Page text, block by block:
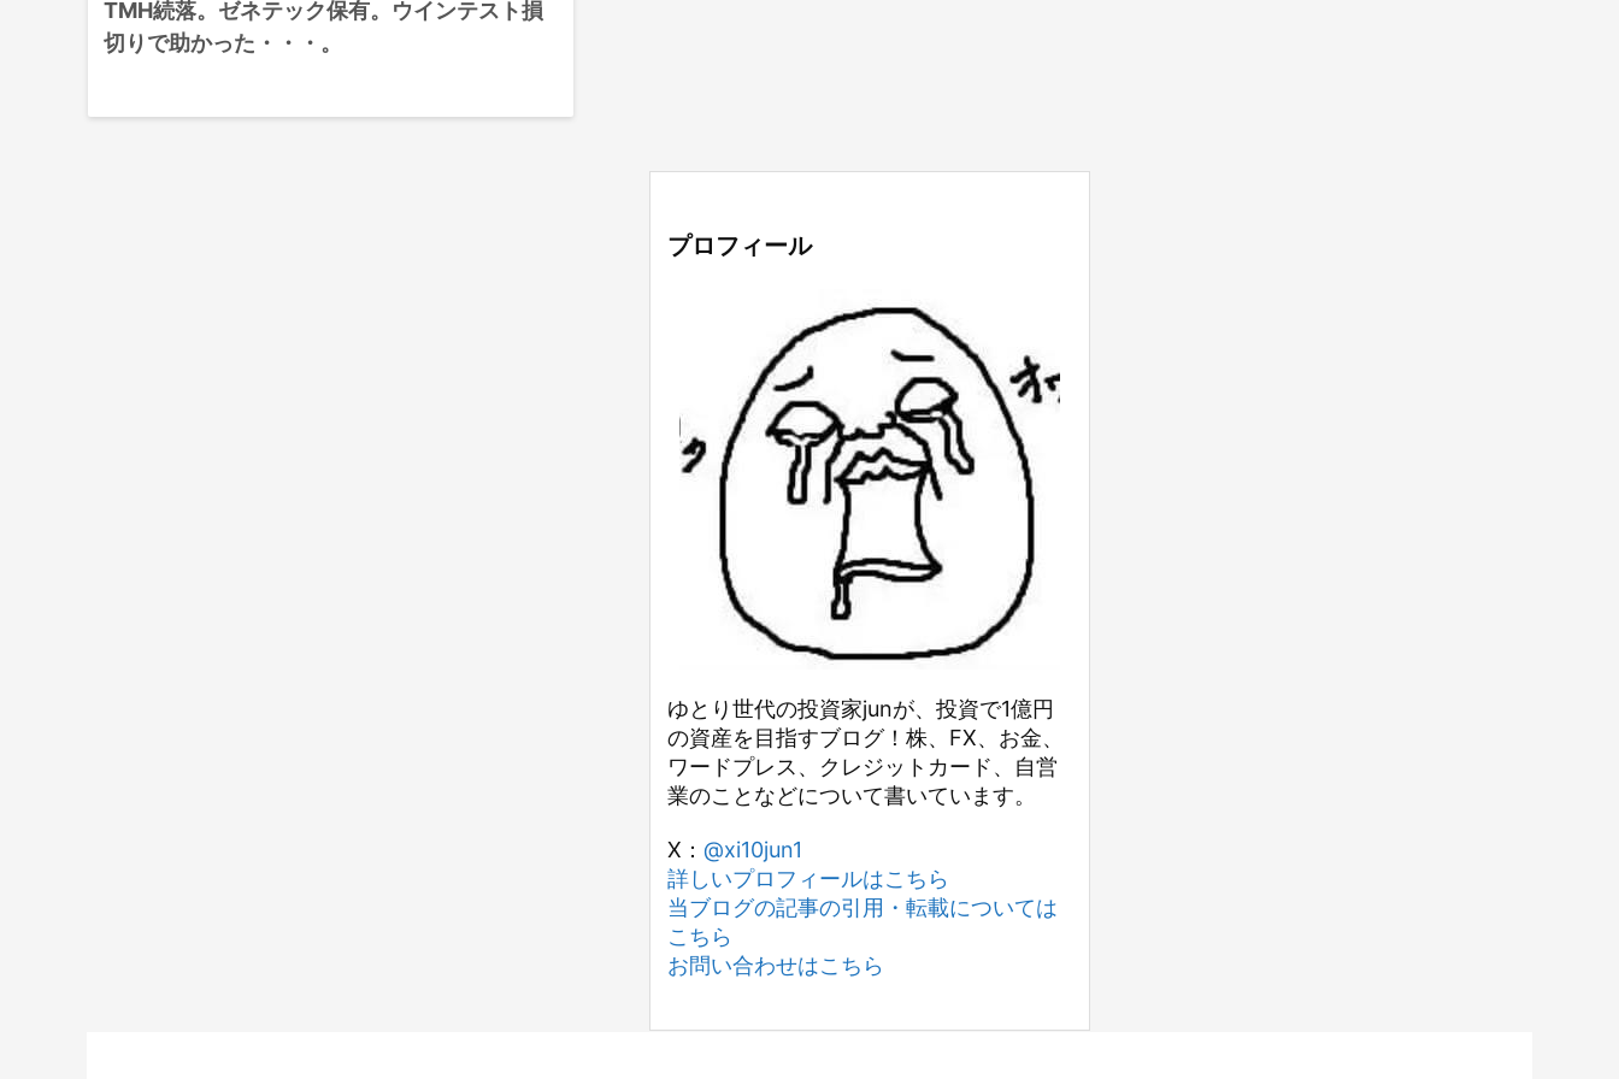
TMH続落。ゼネテック保有。ウインテスト損
切りで助かった・・・。
プロフィール
ゆとり世代の投資家junが、投資で1億円
の資産を目指すブログ！株、FX、お金、
ワードプレス、クレジットカード、自営
業のことなどについて書いています。
X： @xi10jun1
詳しいプロフィールはこちら
当ブログの記事の引用・転載については
こちら
お問い合わせはこちら